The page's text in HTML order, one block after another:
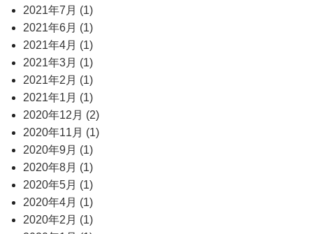
2021年7月 (1)
2021年6月 (1)
2021年4月 (1)
2021年3月 (1)
2021年2月 (1)
2021年1月 (1)
2020年12月 (2)
2020年11月 (1)
2020年9月 (1)
2020年8月 (1)
2020年5月 (1)
2020年4月 (1)
2020年2月 (1)